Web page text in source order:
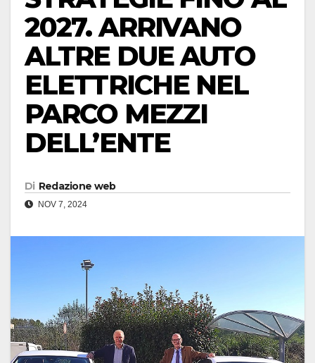
2027. ARRIVANO
ALTRE DUE AUTO
ELETTRICHE NEL
PARCO MEZZI
DELL’ENTE
Di Redazione web
NOV 7, 2024